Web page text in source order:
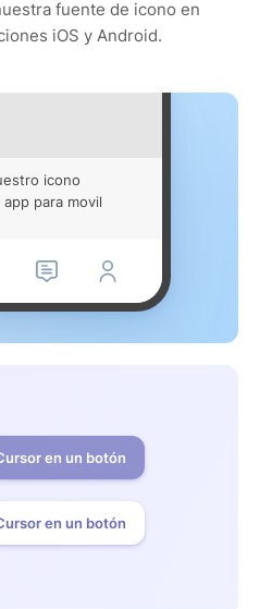
fuente de icono en
iOS y Android.
icono
para movil
en un botón
en un botón